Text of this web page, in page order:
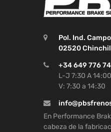
Pol. Ind.
02520
+34 649 776
L-J 7:30 A
V: 7:30 a 14:30
En Performance
cabeza de la